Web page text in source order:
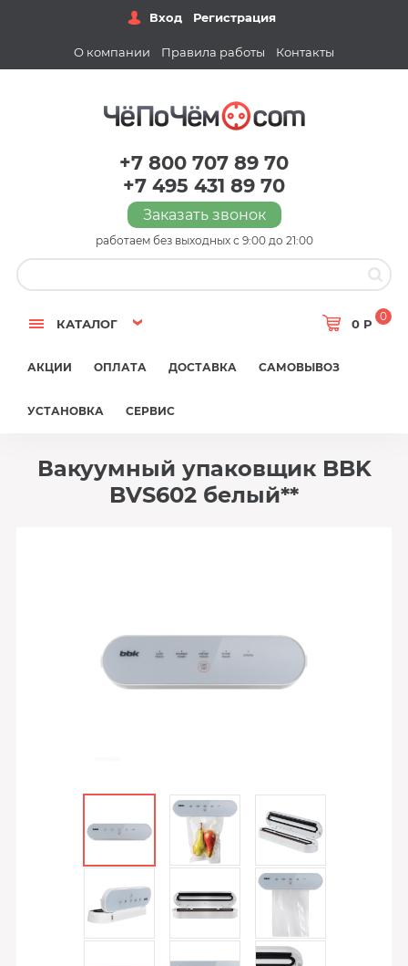
Вход Регистрация
О компании Правила работы Контакты
+7 800 707 89 70
+7 495 431 89 70
Заказать звонок
работаем без выходных с 9:00 до 21:00
КАТАЛОГ 0 Р
0
АКЦИИ ОПЛАТА ДОСТАВКА САМОВЫВОЗ
УСТАНОВКА СЕРВИС
Вакуумный упаковщик BBK
BVS602 белый**